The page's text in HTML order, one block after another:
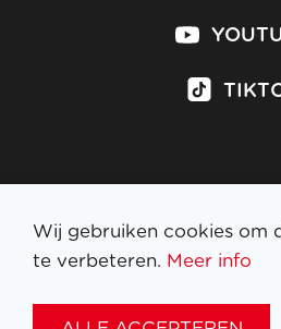
Inschrijven op
Wij gebruiken cookies om
te verbeteren. Meer info